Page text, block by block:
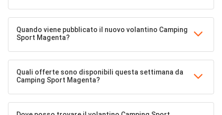
Quando viene pubblicato il nuovo volantino Camping
Sport Magenta?
Quali offerte sono disponibili questa settimana da
Camping Sport Magenta?